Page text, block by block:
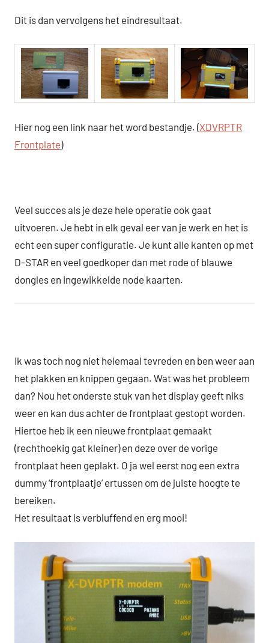
Dit is dan vervolgens het eindresultaat.
Hier nog een link naar het word bestandje. (XDVRPTR
Frontplate)
Veel succes als je deze hele operatie ook gaat
uitvoeren. Je hebt in elk geval eer van je werk en het is
echt een super configuratie. Je kunt alle kanten op met
D-STAR en veel goedkoper dan met rode of blauwe
dongles en ingewikkelde node kaarten.
Ik was toch nog niet helemaal tevreden en ben weer aan
het plakken en knippen gegaan. Wat was het probleem
dan? Nou het onderste stuk van het display geeft niks
weer en kan dus achter de frontplaat gestopt worden.
Hiertoe heb ik een nieuwe frontplaat gemaakt
(rechthoekig gat kleiner) en deze over de vorige
frontplaat heen geplakt. O ja wel eerst nog een extra
dummy ‘frontplaatje’ ertussen om de juiste hoogte te
bereiken.
Het resultaat is verbluffend en erg mooi!